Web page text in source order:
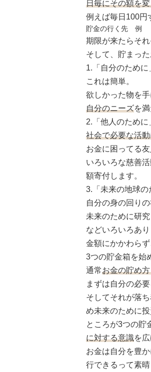
日毎にその額を
例えば毎日100円
貯金の行く先 例
期限が来たらそ
そして、貯まっ
1.「自分のために
これは簡単。
欲しかった物を
自分のニーズを
2.「他人のために
社会で必要な活
お金に困ってる
いろいろな慈善
額寄付します。
3.「未来の地球の
自分の身の回り
未来のために研
などいろいろあり
金額にかかわら
3つの貯金箱を始
通常お金の貯め
まずは自分の必
そしてそれが落
め未来のために投
ところが3つの貯
に対する意識を
お金は自分を豊
行できるって素晴